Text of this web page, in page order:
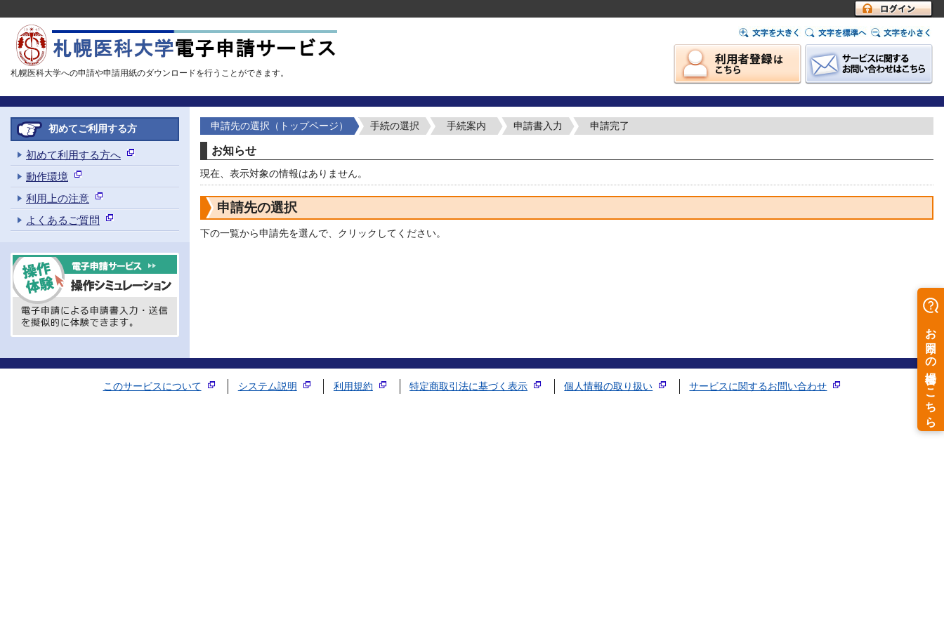
札幌医科大学への申請や申請用紙のダウンロードを行うことができます。
ログイン
初めてご利用する方
初めて利用する方へ
動作環境
利用上の注意
よくあるご質問
申請先の選択（トップページ） 手続の選択 手続案内 申請書入力 申請完了
お知らせ
現在、表示対象の情報はありません。
申請先の選択
下の一覧から申請先を選んで、クリックしてください。
このサービスについて システム説明 利用規約 特定商取引法に基づく表示 個人情報の取り扱い サービスに関するお問い合わせ